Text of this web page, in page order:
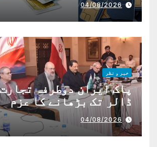
04/08/2026
خبر و نظر
ڈالر تک بڑھانے کا عزم
04/08/2026